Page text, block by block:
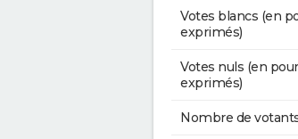
Votes blancs (en
exprimés)
Votes nuls (en
exprimés)
Nombre de